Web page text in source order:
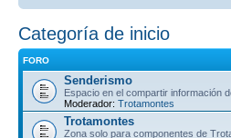
Categoría de inicio
FORO
Senderismo
Espacio en el compartir información
Moderador: Trotamontes
Trotamontes
Zona solo para componentes de